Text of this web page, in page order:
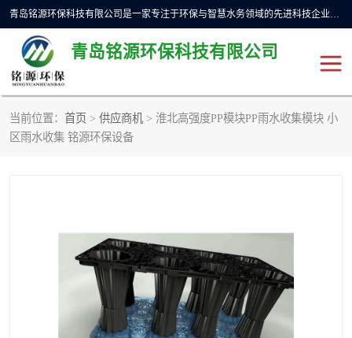
青岛铭源环保科技有限公司是一家专注于环保与智慧水务领域的先进科技企业，公司专注于云智能一体化预制泵站、水务循环利用、海绵城市、云智慧水务开发及新型环保技术研发等领域。铭源环保以为客户提供优质产品、专业技术服务为己任。为客户提供量身定制方案，提供多种配置方案满足实际使用要求。严控供货周期，并提供高标准后期维护。以环保为己任，视质量如生命，以技术做先导，靠诚信赢客户。
青岛铭源环保科技有限公司
当前位置： 首页 > 供应商机 > 淮北高强度PP模块PP雨水收集模块 小
区雨水收集 铭源环保设备
一体化HMPP泵站
加压泵房/灌溉泵房 一体化预制泵站
不锈钢浮筒阀 真空冲洗装置
雨水收集回用装置 门式冲洗装置